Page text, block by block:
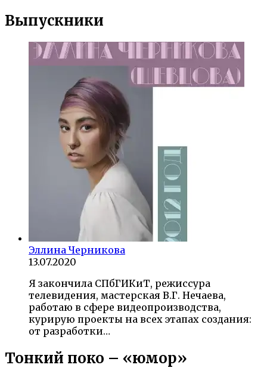
Выпускники
Эллина Черникова
13.07.2020
Я закончила СПбГИКиТ, режиссура
телевидения, мастерская В.Г. Нечаева,
работаю в сфере видеопроизводства,
курирую проекты на всех этапах создания:
от разработки…
Тонкий поко – «юмор»